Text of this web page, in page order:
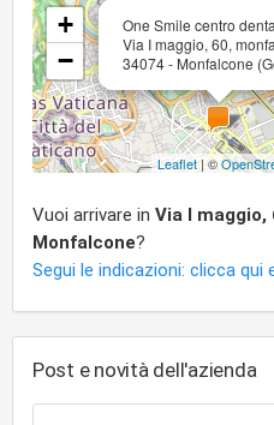
One Smile centro
Via I maggio, 60,
34074 - Monfalcone
+
−
Leaflet| ©
Vuoi arrivare in Via I
Monfalcone?
Segui le indicazioni: clicca qui
Post e novità dell'azienda